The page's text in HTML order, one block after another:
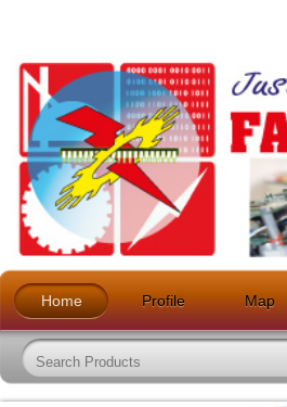
Home Profile Map